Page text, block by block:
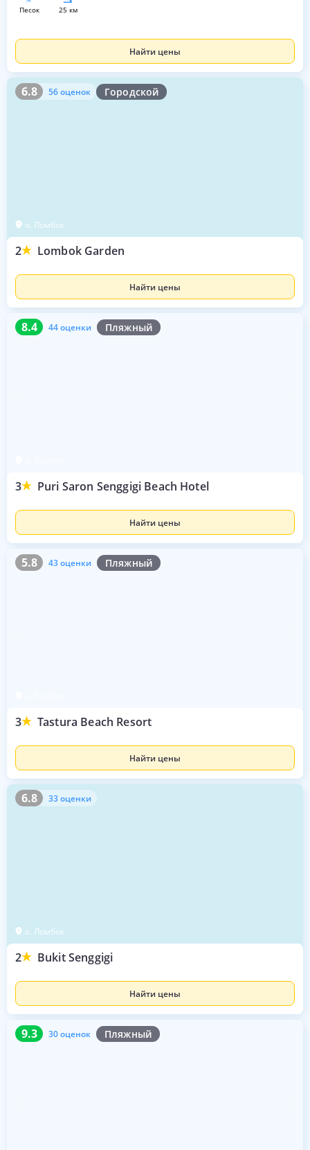
песок 25 км
Найти цены
6.8 56 оценок Городской
о. Ломбок
2 Lombok Garden
6.8 56 оценок
Найти цены
8.4 44 оценки Пляжный
3 Puri Saron Senggigi Beach Hotel
8.4 44 оценки
Найти цены
5.8 43 оценки Пляжный
3 Tastura Beach Resort
5.8 43 оценки
Найти цены
6.8 33 оценки
о. Ломбок
2 Bukit Senggigi
6.8 33 оценки
Найти цены
9.3 30 оценок Пляжный
9.3 30 оценок